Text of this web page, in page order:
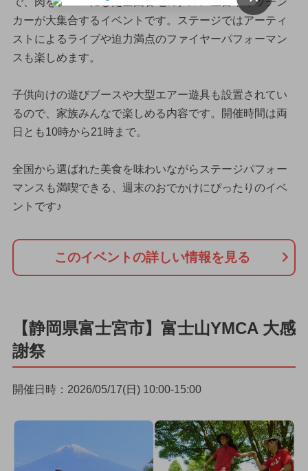
カーが大集合するイベントです。ステージではアーティ
ストによるライブや迫力満点のファイヤーパフォーマン
スも楽しめます。
子供向けの遊びブースや大型エアー遊具も設置されてい
るので、家族みんなで楽しめる内容です。開催時間は両
日とも10時から21時まで。
全国から選ばれた美食を味わいながらステージパフォー
マンスも満喫できる、週末のおでかけにぴったりのイベ
ントです♪
このイベントの詳しい情報を見る
【静岡県富士宮市】富士山YMCA 大感
謝祭
開催日時：2026/05/17(日) 10:00-15:00